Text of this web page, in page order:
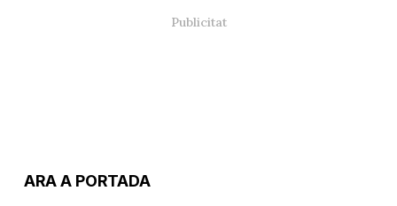
ARA A PORTADA